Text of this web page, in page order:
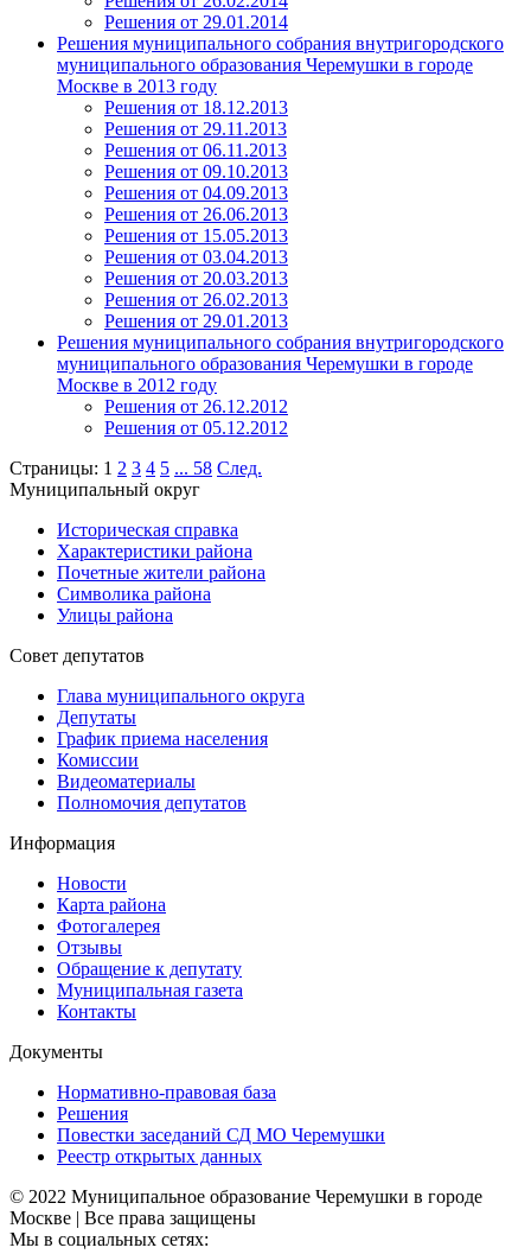
Решения от 29.01.2014
Решения муниципального собрания внутригородского
муниципального образования Черемушки в городе
Москве в 2013 году
Решения от 18.12.2013
Решения от 29.11.2013
Решения от 06.11.2013
Решения от 09.10.2013
Решения от 04.09.2013
Решения от 26.06.2013
Решения от 15.05.2013
Решения от 03.04.2013
Решения от 20.03.2013
Решения от 26.02.2013
Решения от 29.01.2013
Решения муниципального собрания внутригородского
муниципального образования Черемушки в городе
Москве в 2012 году
Решения от 26.12.2012
Решения от 05.12.2012
Страницы: 1 2 3 4 5 ... 58 След.
Муниципальный округ
Историческая справка
Характеристики района
Почетные жители района
Символика района
Улицы района
Совет депутатов
Глава муниципального округа
Депутаты
График приема населения
Комиссии
Видеоматериалы
Полномочия депутатов
Информация
Новости
Карта района
Фотогалерея
Отзывы
Обращение к депутату
Муниципальная газета
Контакты
Документы
Нормативно-правовая база
Решения
Повестки заседаний СД МО Черемушки
Реестр открытых данных
© 2022 Муниципальное образование Черемушки в городе
Москве | Все права защищены
Мы в социальных сетях: